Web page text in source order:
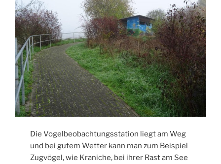
Die Vogelbeobachtungsstation liegt am Weg
und bei gutem Wetter kann man zum Beispiel
Zugvögel, wie Kraniche, bei ihrer Rast am See